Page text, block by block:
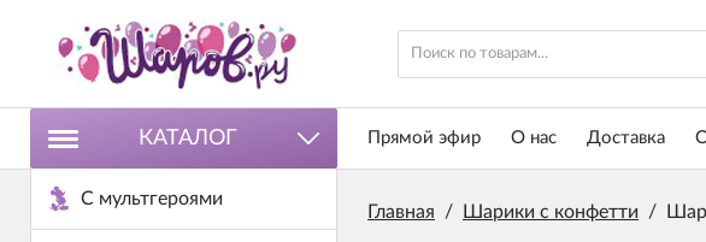
КАТАЛОГ
С мультгероями
Прямой эфир О нас Доставка
Главная / Шарики с конфетти /